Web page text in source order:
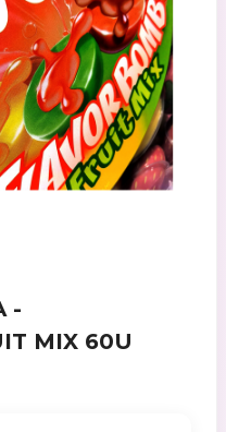
-
MIX 60U